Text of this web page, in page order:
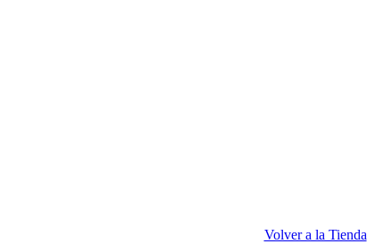
Volver a la Tienda